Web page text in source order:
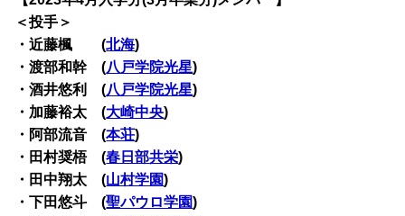
＜投手＞
・近藤楓 (北海)
・渡部和幹 (八戸学院光星)
・酒井悠利 (八戸学院光星)
・加藤裕太 (大崎中央)
・阿部流音 (本荘)
・田村奨梧 (春日部共栄)
・田中翔太 (山村学園)
・下田悠斗 (聖パウロ学園)